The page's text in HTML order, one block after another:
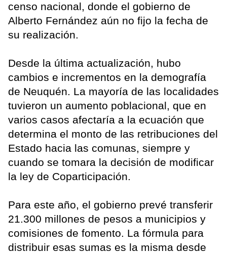
censo nacional, donde el gobierno de
Alberto Fernández aún no fijo la fecha de
su realización.
Desde la última actualización, hubo
cambios e incrementos en la demografía
de Neuquén. La mayoría de las localidades
tuvieron un aumento poblacional, que en
varios casos afectaría a la ecuación que
determina el monto de las retribuciones del
Estado hacia las comunas, siempre y
cuando se tomara la decisión de modificar
la ley de Coparticipación.
Para este año, el gobierno prevé transferir
21.300 millones de pesos a municipios y
comisiones de fomento. La fórmula para
distribuir esas sumas es la misma desde